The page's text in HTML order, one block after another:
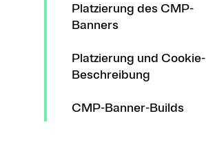
Platzierung des CMP-
Banners
Platzierung und Cookie-
Beschreibung
CMP-Banner-Builds